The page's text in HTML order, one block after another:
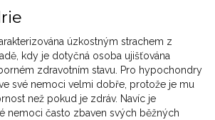
úzkostným strachem z
kdy je dotyčná osoba ujišťována
zdravotním stavu. Pro hypochondry
své nemoci velmi dobře, protože je mu
než pokud je zdráv. Navíc je
nemoci často zbaven svých běžných